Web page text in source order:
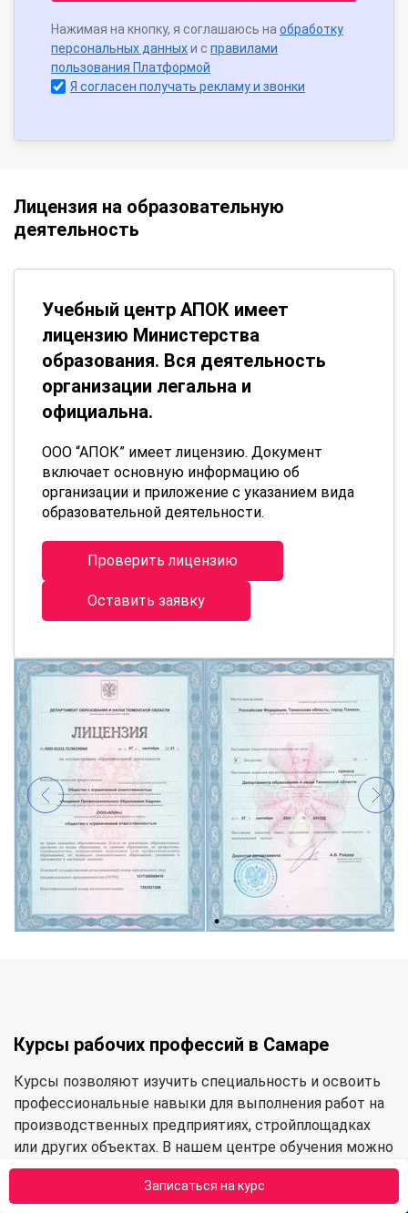
Записаться на курс
Нажимая на кнопку, я соглашаюсь на обработку
персональных данныхи с правилами
пользования Платформой
Я согласен получать рекламу и звонки
Лицензия на образовательную
деятельность
Учебный центр АПОК имеет
лицензию Министерства
образования. Вся деятельность
организации легальна и
официальна.
ООО “АПОК” имеет лицензию. Документ
включает основную информацию об
организации и приложение с указанием вида
образовательной деятельности.
Проверить лицензию
Оставить заявку
Курсы рабочих профессий в Самаре
Курсы позволяют изучить специальность и освоить
профессиональные навыки для выполнения работ на
производственных предприятиях, стройплощадках
или других объектах. В нашем центре обучения можно
освоить следующие категории профессий: